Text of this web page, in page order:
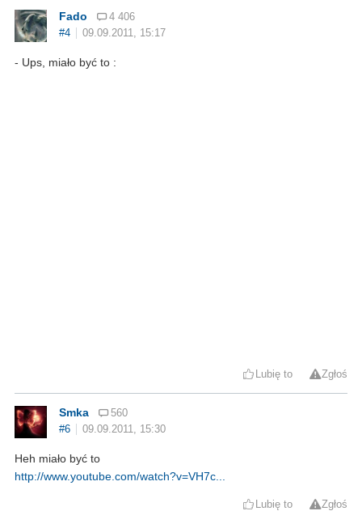
Fado
4 406
#4
09.09.2011, 15:17
- Ups, miało być to :
Lubię to Zgłoś
Smka
560
#6
09.09.2011, 15:30
Heh miało być to
http://www.youtube.com/watch?v=VH7c...
Lubię to Zgłoś